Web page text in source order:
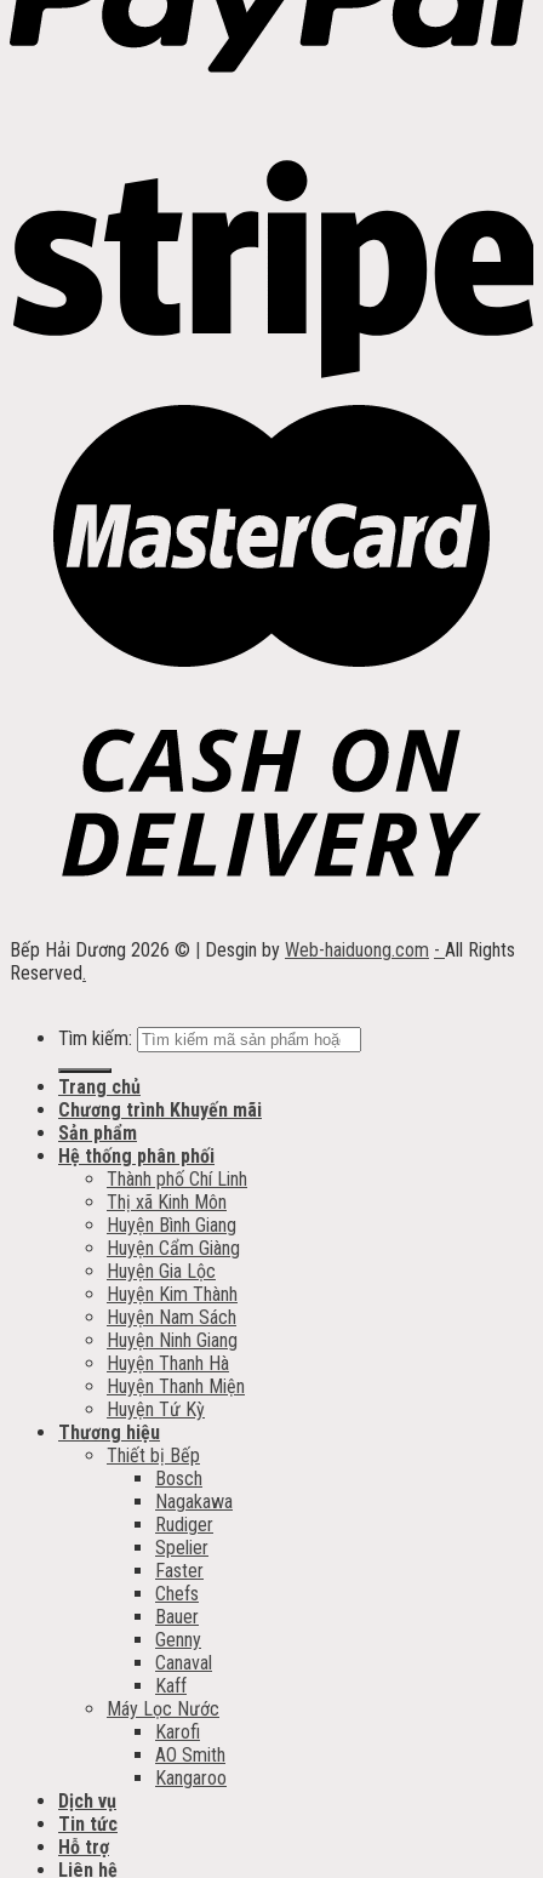
Bếp Hải Dương 2026 © | Desgin by Web-haiduong.com - All Rights
Reserved.
Tìm kiếm:
Trang chủ
Chương trình Khuyến mãi
Sản phẩm
Hệ thống phân phối
Thành phố Chí Linh
Thị xã Kinh Môn
Huyện Bình Giang
Huyện Cẩm Giàng
Huyện Gia Lộc
Huyện Kim Thành
Huyện Nam Sách
Huyện Ninh Giang
Huyện Thanh Hà
Huyện Thanh Miện
Huyện Tứ Kỳ
Thương hiệu
Thiết bị Bếp
Bosch
Nagakawa
Rudiger
Spelier
Faster
Chefs
Bauer
Genny
Canaval
Kaff
Máy Lọc Nước
Karofi
AO Smith
Kangaroo
Dịch vụ
Tin tức
Hỗ trợ
Liên hệ